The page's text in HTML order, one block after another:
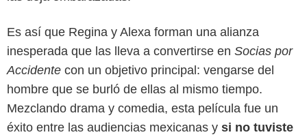
Es así que Regina y Alexa forman una alianza
inesperada que las lleva a convertirse en Socias por
Accidente con un objetivo principal: vengarse del
hombre que se burló de ellas al mismo tiempo.
Mezclando drama y comedia, esta película fue un
éxito entre las audiencias mexicanas y si no tuviste
Videocine